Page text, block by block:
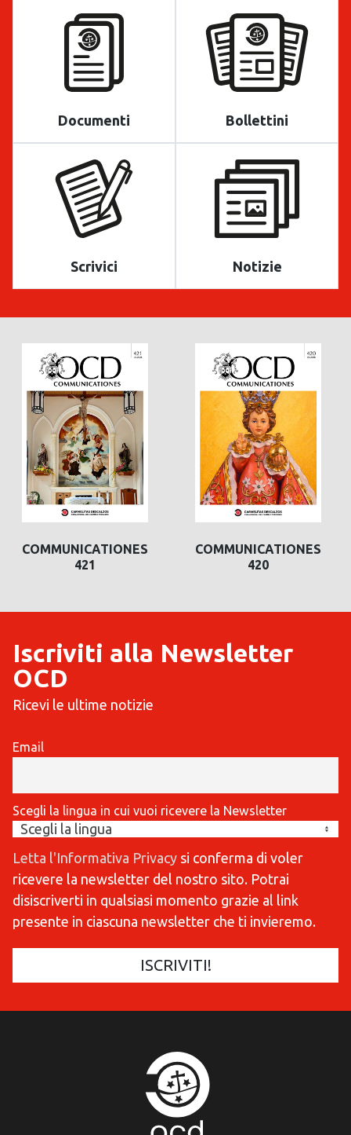
Documenti Bollettini
Scrivici Notizie
COMMUNICATIONES
421
COMMUNICATIONES
420
Iscriviti alla Newsletter
OCD
Ricevi le ultime notizie
Email
Scegli la lingua in cui vuoi ricevere la Newsletter
Letta l'Informativa Privacy si conferma di voler
ricevere la newsletter del nostro sito. Potrai
disiscriverti in qualsiasi momento grazie al link
presente in ciascuna newsletter che ti invieremo.